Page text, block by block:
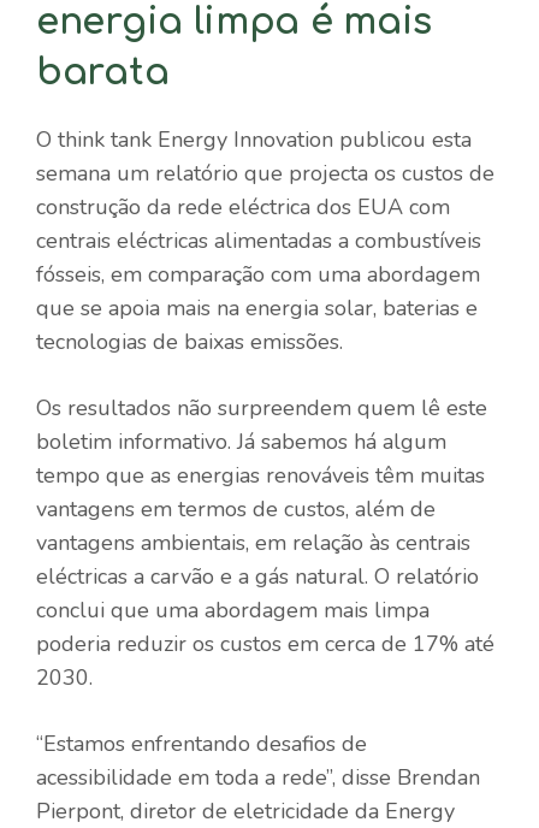
energia limpa é mais
barata
O think tank Energy Innovation publicou esta
semana um relatório que projecta os custos de
construção da rede eléctrica dos EUA com
centrais eléctricas alimentadas a combustíveis
fósseis, em comparação com uma abordagem
que se apoia mais na energia solar, baterias e
tecnologias de baixas emissões.
Os resultados não surpreendem quem lê este
boletim informativo. Já sabemos há algum
tempo que as energias renováveis ​​têm muitas
vantagens em termos de custos, além de
vantagens ambientais, em relação às centrais
eléctricas a carvão e a gás natural. O relatório
conclui que uma abordagem mais limpa
poderia reduzir os custos em cerca de 17% até
2030.
“Estamos enfrentando desafios de
acessibilidade em toda a rede”, disse Brendan
Pierpont, diretor de eletricidade da Energy